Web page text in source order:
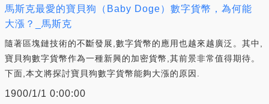
馬斯克最愛的寶貝狗（Baby Doge）數字貨幣，為何能
大漲？_馬斯克
隨著區塊鏈技術的不斷發展,數字貨幣的應用也越來越廣泛。其中,
寶貝狗數字貨幣作為一種新興的加密貨幣,其前景非常值得期待。
下面,本文將探討寶貝狗數字貨幣能夠大漲的原因.
1900/1/1 0:00:00